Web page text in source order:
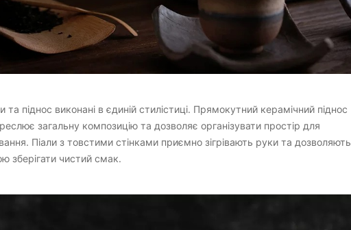
та піднос виконані в єдиній стилістиці. Прямокутний керамічний піднос
загальну композицію та дозволяє організувати простір для
Піали з товстими стінками приємно зігрівають руки та дозволяють
зберігати чистий смак.